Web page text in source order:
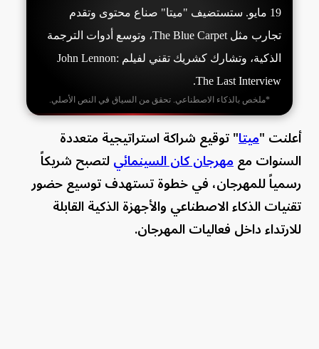
19 مايو. ستستضيف "ميتا" صناع محتوى وتقدم
تجارب مثل The Blue Carpet، وتوسع أدوات الترجمة
الذكية، وتشارك كشريك تقني لفيلم John Lennon:
The Last Interview.
*ملخص بالذكاء الاصطناعي. تحقق من السياق في النص الأصلي.
أعلنت "ميتا" توقيع شراكة استراتيجية متعددة
السنوات معمهرجان كان السينمائيلتصبح شريكاً
رسمياً للمهرجان، في خطوة تستهدف توسيع حضور
تقنيات الذكاء الاصطناعي والأجهزة الذكية القابلة
للارتداء داخل فعاليات المهرجان.